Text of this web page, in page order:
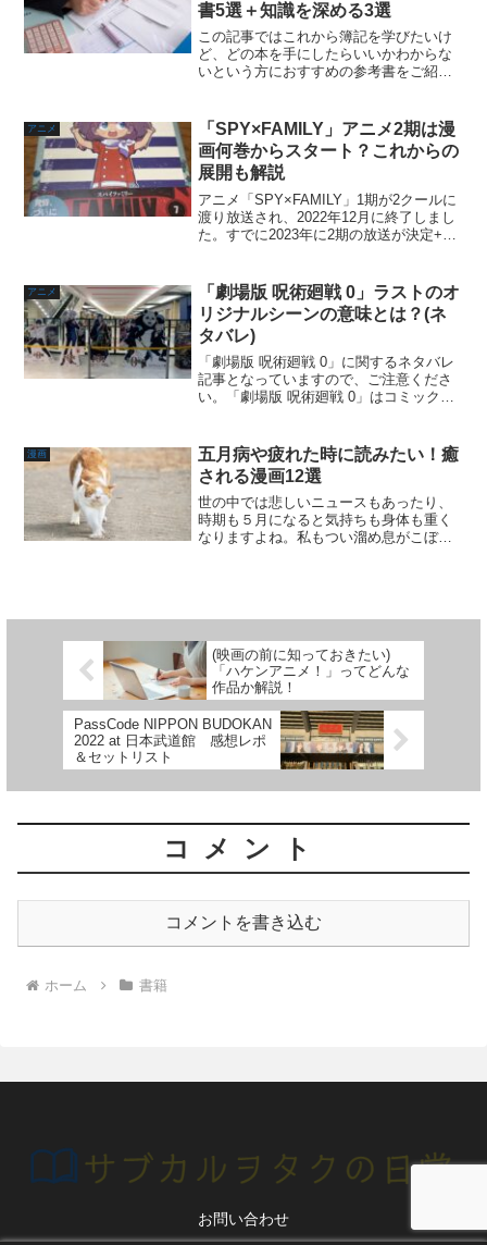
書5選＋知識を深める3選
この記事ではこれから簿記を学びたいけ
ど、どの本を手にしたらいいかわからな
いという方におすすめの参考書をご紹介
に読んだものや「これは初心者にわかり
やすい」というものをピッ...
アニメ
「SPY×FAMILY」アニメ2期は漫
画何巻からスタート？これからの
展開も解説
アニメ「SPY×FAMILY」1期が2クールに
渡り放送され、2022年12月に終了しまし
た。すでに2023年に2期の放送が決定+劇
心ですね。この記事ではアニ...
アニメ
「劇場版 呪術廻戦 0」ラストのオ
リジナルシーンの意味とは？(ネ
タバレ)
「劇場版 呪術廻戦 0」に関するネタバレ
記事となっていますので、ご注意くださ
い。「劇場版 呪術廻戦 0」はコミック
おいてストーリーやセリフも含めてほぼ
原作通りの内...
漫画
五月病や疲れた時に読みたい！癒
される漫画12選
世の中では悲しいニュースもあったり、
時期も５月になると気持ちも身体も重く
なりますよね。私もつい溜め息がこぼれ
(映画の前に知っておきたい)
「ハケンアニメ！」ってどんな
作品か解説！
PassCode NIPPON BUDOKAN
2022 at 日本武道館 感想レポ
＆セットリスト
コメント
コメントを書き込む
ホーム 書籍
お問い合わせ